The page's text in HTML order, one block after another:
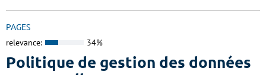
PAGES
relevance: 34%
Politique de gestion des données